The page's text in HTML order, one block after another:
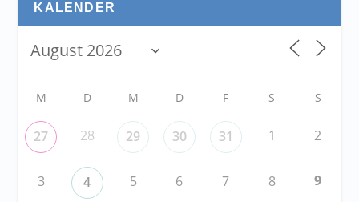
KALENDER
M D M D F S S
27 28 29 30 31 1 2
3 4 5 6 7 8 9